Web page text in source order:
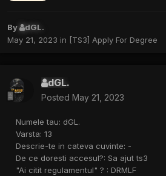
By
dGL.
May 21, 2023 in [TS3] Apply For Degree
dGL.
Posted May 21, 2023
Numele tau: dGL.
Varsta: 13
Descrie-te in cateva cuvinte: -
De ce doresti accesul?: Sa ajut ts3
"Ai citit regulamentul" ? : DRMLF